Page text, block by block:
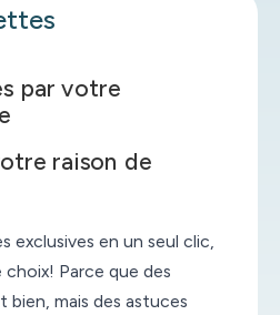
par votre
raison de
exclusives en un seul clic,
choix! Parce que des
bien, mais des astuces